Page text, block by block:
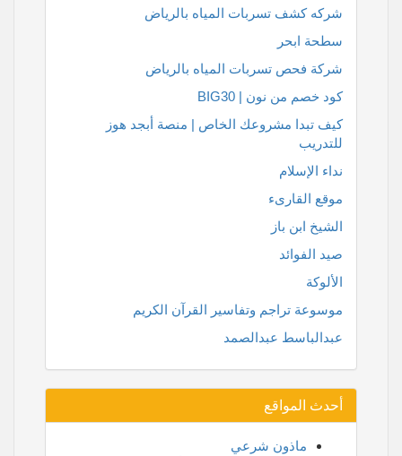
شركه كشف تسربات المياه بالرياض
سطحة ابحر
شركة فحص تسربات المياه بالرياض
كود خصم من نون | BIG30
كيف تبدا مشروعك الخاص | منصة أبجد هوز
للتدريب
نداء الإسلام
موقع القارىء
الشيخ ابن باز
صيد الفوائد
الألوكة
موسوعة تراجم وتفاسير القرآن الكريم
عبدالباسط عبدالصمد
أحدث المواقع
ماذون شرعي